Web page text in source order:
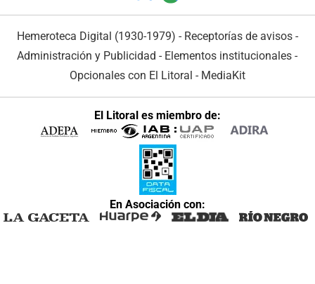
Hemeroteca Digital (1930-1979) - Receptorías de avisos -
Administración y Publicidad - Elementos institucionales -
Opcionales con El Litoral - MediaKit
El Litoral es miembro de:
En Asociación con: